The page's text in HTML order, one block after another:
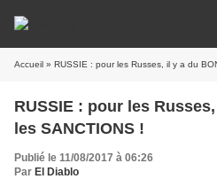
Accueil » RUSSIE : pour les Russes, il y a du
RUSSIE : pour les
les SANCTIONS !
Publié le 11/08/2017 à 06:26
Par El Diablo